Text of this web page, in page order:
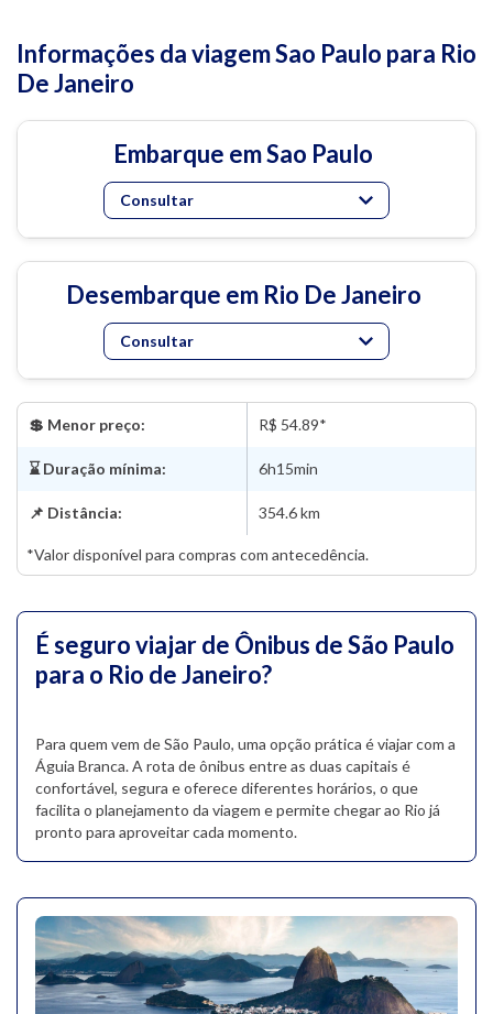
Informações da viagem Sao Paulo para Rio
De Janeiro
Embarque em Sao Paulo
Consultar
Desembarque em Rio De Janeiro
Consultar
💲 Menor preço: R$ 54.89*
⌛ Duração mínima: 6h15min
📌 Distância: 354.6 km
*Valor disponível para compras com antecedência.
É seguro viajar de Ônibus de São Paulo
para o Rio de Janeiro?
Para quem vem de São Paulo, uma opção prática é viajar com a
Águia Branca. A rota de ônibus entre as duas capitais é
confortável, segura e oferece diferentes horários, o que
facilita o planejamento da viagem e permite chegar ao Rio já
pronto para aproveitar cada momento.